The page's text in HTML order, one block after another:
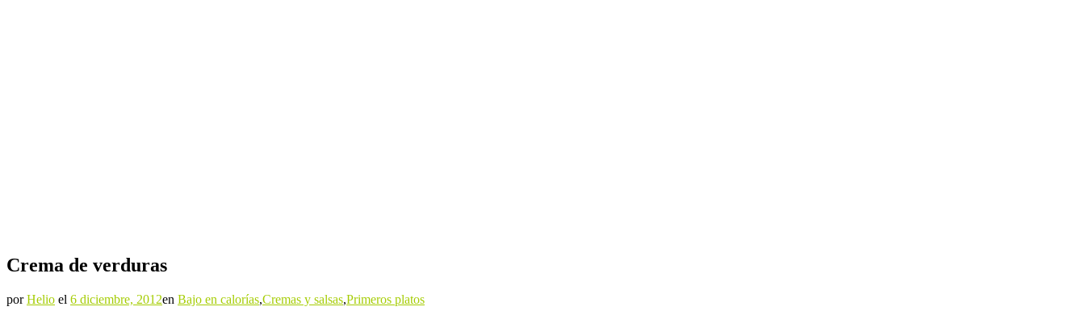
Crema de verduras
porHelio el 6 diciembre, 2012en Bajo en calorías,Cremas y salsas,Primeros platos